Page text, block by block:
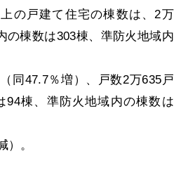
の戸建て住宅の棟数は、2万
の棟数は303棟、準防火地域内
同47.7％増）、戸数2万635戸
94棟、準防火地域内の棟数は
。